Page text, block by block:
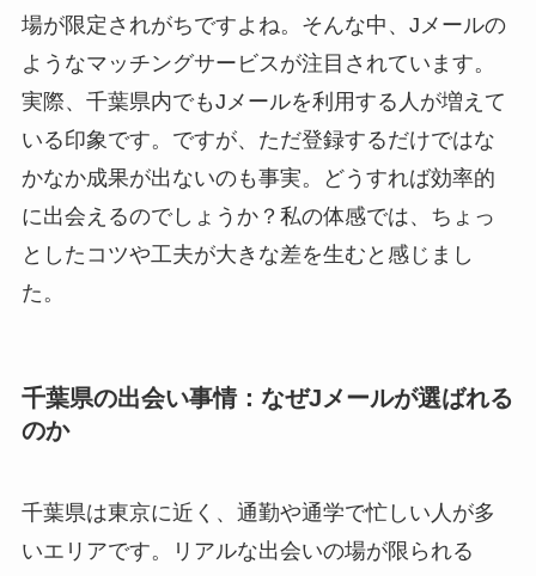
場が限定されがちですよね。そんな中、Jメールの
ようなマッチングサービスが注目されています。
実際、千葉県内でもJメールを利用する人が増えて
いる印象です。ですが、ただ登録するだけではな
かなか成果が出ないのも事実。どうすれば効率的
に出会えるのでしょうか？私の体感では、ちょっ
としたコツや工夫が大きな差を生むと感じまし
た。
千葉県の出会い事情：なぜJメールが選ばれる
のか
千葉県は東京に近く、通勤や通学で忙しい人が多
いエリアです。リアルな出会いの場が限られる